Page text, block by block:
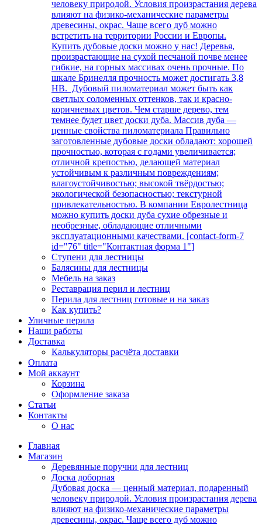
человеку природой. Условия произрастания дерева
влияют на физико-механические параметры
древесины, окрас. Чаще всего дуб можно
встретить на территории России и Европы.
Купить дубовые доски можно у нас! Деревья,
произрастающие на сухой песчаной почве менее
гибкие, на горных массивах очень прочные. По
шкале Бринелля прочность может достигать 3,8
НВ. Дубовый пиломатериал может быть как
светлых соломенных оттенков, так и красно-
коричневых цветов. Чем старше дерево, тем
темнее будет цвет доски дуба. Массив дуба —
ценные свойства пиломатериала Правильно
заготовленные дубовые доски обладают: хорошей
прочностью, которая с годами увеличивается;
отличной крепостью, делающей материал
устойчивым к различным повреждениям;
влагоустойчивостью; высокой твёрдостью;
экологической безопасностью; текстурной
привлекательностью. В компании Евролестница
можно купить доски дуба сухие обрезные и
необрезные, обладающие отличными
эксплуатационными качествами. [contact-form-7
id="76" title="Контактная форма 1"]
Ступени для лестницы
Балясины для лестницы
Мебель на заказ
Реставрация перил и лестниц
Перила для лестниц готовые и на заказ
Как купить?
Уличные перила
Наши работы
Доставка
Калькуляторы расчёта доставки
Оплата
Мой аккаунт
Корзина
Оформление заказа
Статьи
Контакты
О нас
Главная
Магазин
Деревянные поручни для лестниц
Доска доборная
Дубовая доска — ценный материал, подаренный
человеку природой. Условия произрастания дерева
влияют на физико-механические параметры
древесины, окрас. Чаще всего дуб можно